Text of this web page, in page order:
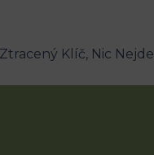
Klíč, Nic Nejde